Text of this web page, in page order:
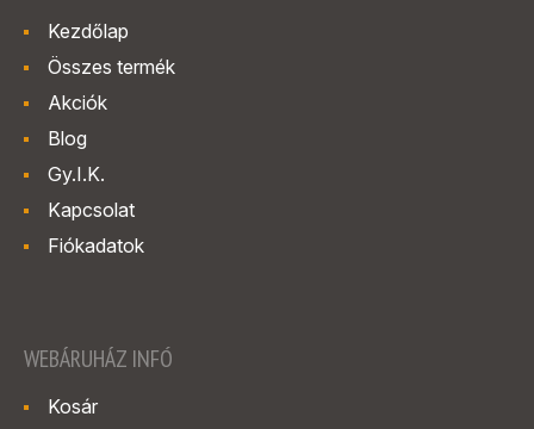
Kezdőlap
Összes termék
Akciók
Blog
Gy.I.K.
Kapcsolat
Fiókadatok
WEBÁRUHÁZ INFÓ
Kosár